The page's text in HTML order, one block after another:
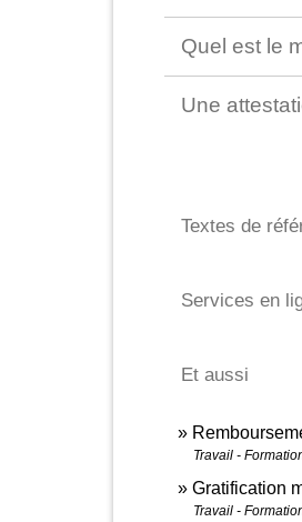
Quel est le
Une
Textes de
Services en
Et aussi
Travail -
Gratification
Travail -